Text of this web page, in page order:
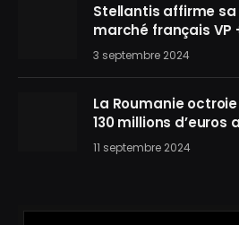
Stellantis affirme
marché français VP
3 septembre 2024
La Roumanie
130 millions d’euros
11 septembre 2024